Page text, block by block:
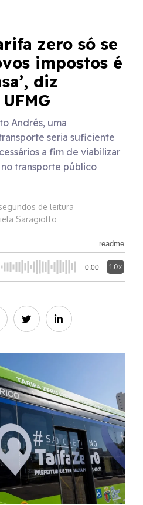
zero só se
impostos é
diz
Andrés, uma
seria suficiente
a fim de viabilizar
transporte público
de leitura
Saragiotto
readme
0:00 1.0x